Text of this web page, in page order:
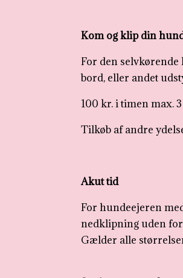
Kom og klip din
For den
bord, eller andet
100 kr. i timen max.
Tilkøb af andre
Akut tid
For hundeejeren
nedklipning uden
Gælder alle